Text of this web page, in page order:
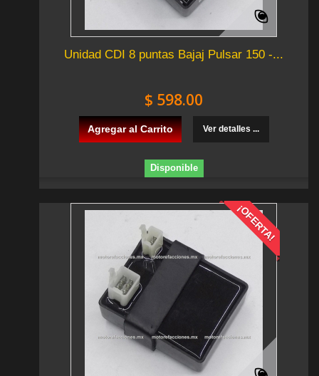
Unidad CDI 8 puntas Bajaj Pulsar 150 -...
$ 598.00
Agregar al Carrito Ver detalles ...
Disponible
¡OFERTA!